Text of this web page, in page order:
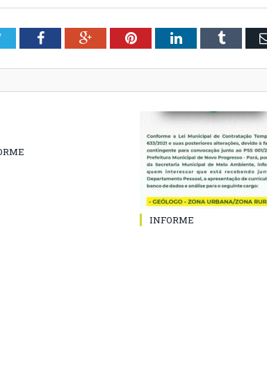
TwitterFacebookGoogle+PinterestLinkedInTumblr
INFORME